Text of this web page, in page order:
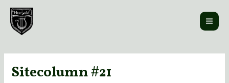
Skip
content
Sitecolumn #21